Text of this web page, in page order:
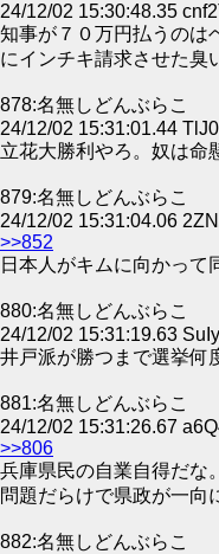
24/12/02 15:30:48.35
知事が７０万円払うのは
にインチキ請求させた臭
878:名無しどんぶらこ
24/12/02 15:31:01.44
立花大勝利やろ。奴は命
879:名無しどんぶらこ
24/12/02 15:31:04.06
>>852
日本人がキムに向かって
880:名無しどんぶらこ
24/12/02 15:31:19.63
井戸派が勝つまで選挙何
881:名無しどんぶらこ
24/12/02 15:31:26.67
>>806
兵庫県民の自業自得だな。
問題だらけで県政が一向
882:名無しどんぶらこ